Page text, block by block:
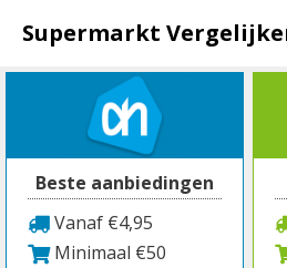
naar
inhoud
Supermarkt
Beste aanbiedingen
Vanaf €4,95
Minimaal €50